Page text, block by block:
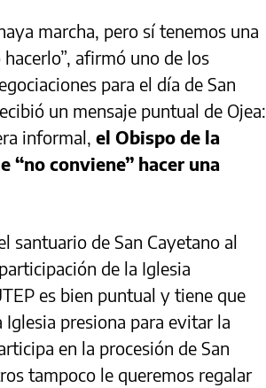
marcha, pero sí tenemos una
afirmó uno de los
para el día de San
un mensaje puntual de Ojea:
informal, el Obispo de la
“no conviene” hacer una
santuario de San Cayetano al
de la Iglesia
es bien puntual y tiene que
presiona para evitar la
en la procesión de San
tampoco le queremos regalar